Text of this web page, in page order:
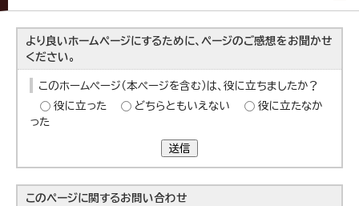
より良いホームページにするために、ページのご感想をお聞かせ
ください。
このホームページ（本ページを含む）は、役に立ちましたか？
役に立った
どちらともいえない
役に立たなか
った
送信
このページに関するお問い合わせ